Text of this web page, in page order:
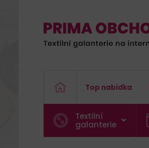
Top nabídka
Textilní
galanterie